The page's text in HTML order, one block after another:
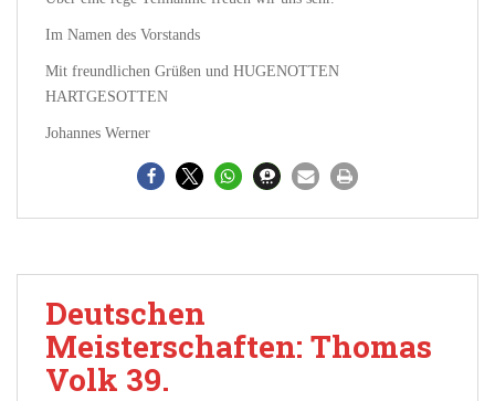
Im Namen des Vorstands
Mit freundlichen Grüßen und HUGENOTTEN
HARTGESOTTEN
Johannes Werner
Deutschen
Meisterschaften: Thomas
Volk 39.